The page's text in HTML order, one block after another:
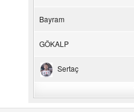
Bayram
GÖKALP
Sertaç